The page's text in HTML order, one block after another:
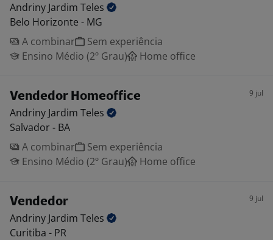
Andriny Jardim Teles
Belo Horizonte - MG
A combinar
Sem experiência
Ensino Médio (2º Grau)
Home office
Vendedor Homeoffice 9 jul
Andriny Jardim Teles
Salvador - BA
A combinar
Sem experiência
Ensino Médio (2º Grau)
Home office
Vendedor 9 jul
Andriny Jardim Teles
Curitiba - PR